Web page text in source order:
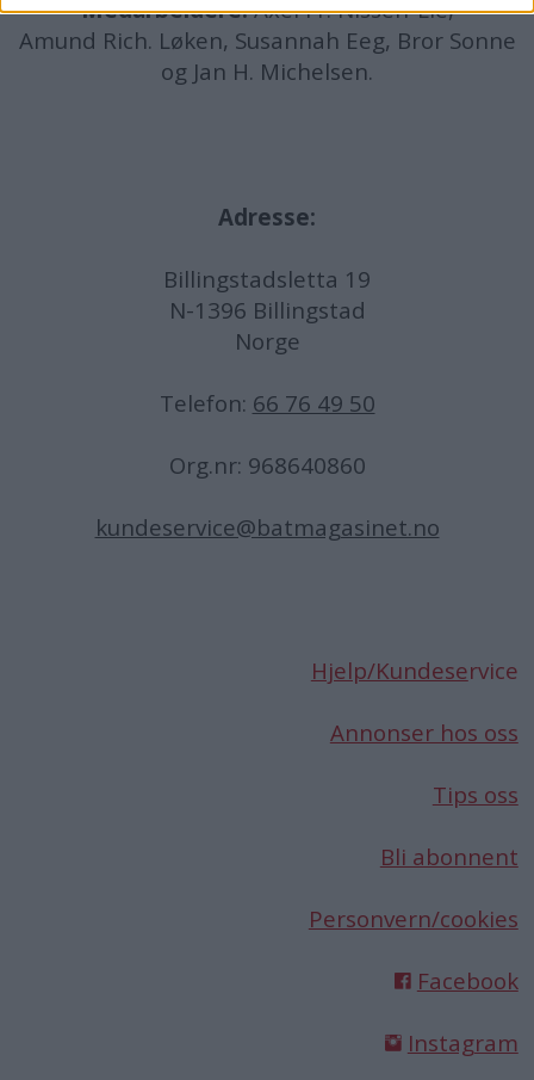
Medarbeidere:Axel Fr. Nissen-Lie,
Amund Rich. Løken, Susannah Eeg, Bror Sonne
og Jan H. Michelsen.
Adresse:
Billingstadsletta 19
N-1396 Billingstad
Norge
Telefon: 66 76 49 50
Org.nr: 968640860
kundeservice@batmagasinet.no
Hjelp/Kundeservice
Annonser hos oss
Tips oss
Bli abonnent
Personvern/cookies
Facebook
Instagram